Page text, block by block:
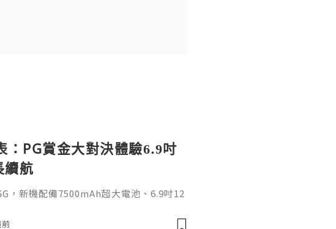
：PG賞金大對決體驗6.9吋
續航
，新機配備7500mAh超大電池、6.9吋12
來說，REDMI 17 5G的大螢幕搭配超長